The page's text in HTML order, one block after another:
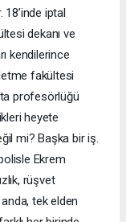
18’inde iptal
dekanı ve
kendilerince
fakültesi
profesörlüğü
heyete
mi? Başka bir iş.
Ekrem
rüşvet
tek elden